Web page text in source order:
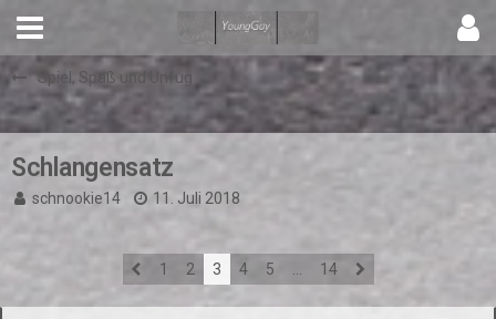
Spiel, Spaß und Unfug
Schlangensatz
schnookie14 11. Juli 2018
1 2 3 4 5 14